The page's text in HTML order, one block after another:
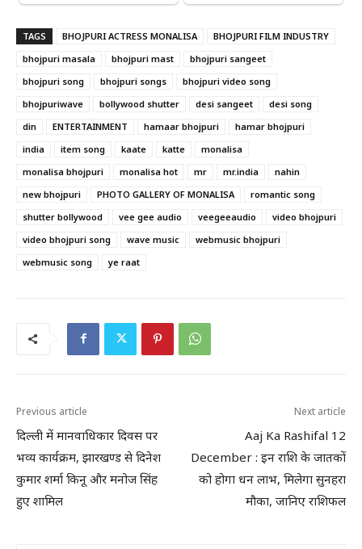
TAGS BHOJPURI ACTRESS MONALISA
BHOJPURI FILM INDUSTRY
bhojpuri masala
bhojpuri mast
bhojpuri sangeet
bhojpuri song
bhojpuri songs
bhojpuri video song
bhojpuriwave
bollywood shutter desi sangeet
desi song
din
ENTERTAINMENT hamaar bhojpuri
hamar bhojpuri
india
item song kaate katte
monalisa
monalisa bhojpuri
monalisa hot mr mr.india
nahin
new bhojpuri
PHOTO GALLERY OF MONALISA
romantic song
shutter bollywood
vee gee audio veegeeaudio
video bhojpuri
video bhojpuri song
wave music
webmusic bhojpuri
webmusic song
ye raat
Previous article
दिल्ली में मानवाधिकार दिवस पर
भव्य कार्यक्रम, झारखण्ड से दिनेश
कुमार शर्मा किनू और मनोज सिंह
हुए शामिल
Next article
Aaj Ka Rashifal 12
December : इन राशि के जातकों
को होगा धन लाभ, मिलेगा सुनहरा
मौका, जानिए राशिफल